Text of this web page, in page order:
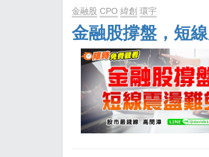
金融股 CPO 緯創 環宇
金融股撐盤，短